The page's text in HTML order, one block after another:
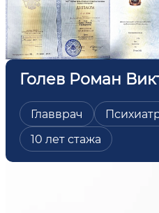
Голев Роман
Главврач
10 лет стажа